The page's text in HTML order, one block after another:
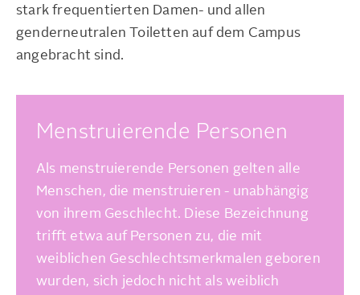
stark frequentierten Damen- und allen
genderneutralen Toiletten auf dem Campus
angebracht sind.
Menstruierende Personen
Als menstruierende Personen gelten alle
Menschen, die menstruieren - unabhängig
von ihrem Geschlecht. Diese Bezeichnung
trifft etwa auf Personen zu, die mit
weiblichen Geschlechtsmerkmalen geboren
wurden, sich jedoch nicht als weiblich